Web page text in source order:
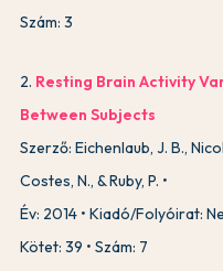
Szám: 3
2. Resting Brain Activity
Between Subjects
Szerző: Eichenlaub, J. B.,
Costes, N., & Ruby, P.
Év: 2014
Kiadó/Folyóirat:
Kötet: 39
Szám: 7